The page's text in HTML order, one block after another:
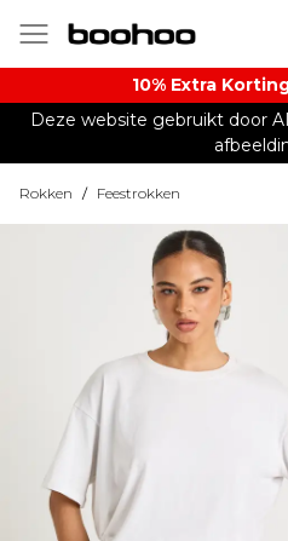
10% Extra
Deze website gebruikt door
Rokken / Feestrokken